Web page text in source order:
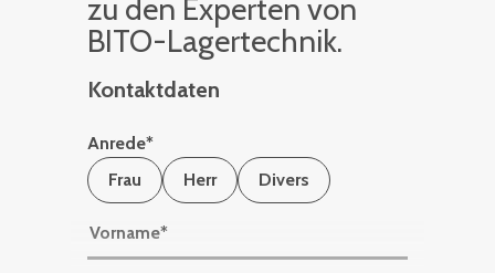
zu den Ex­per­ten von
BITO-La­ger­tech­nik.
Kontaktdaten
Anrede*
Frau
Herr Divers
Vorname*